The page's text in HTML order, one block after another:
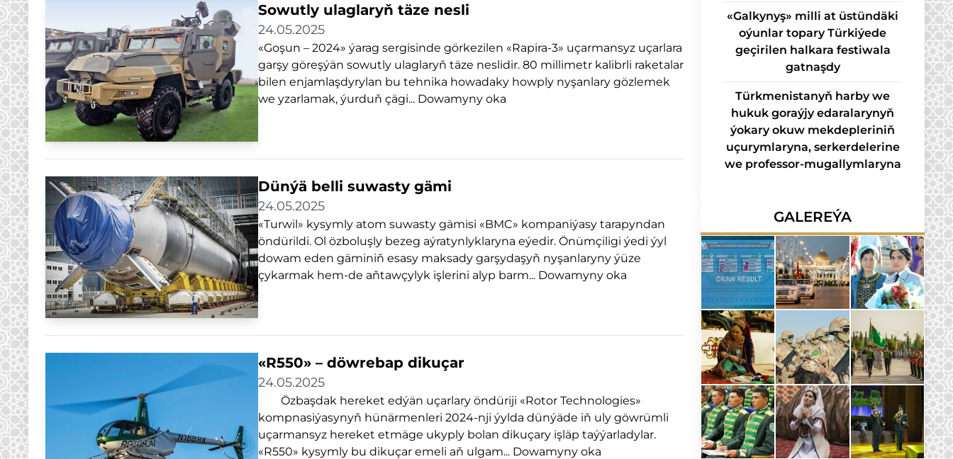
Sowutly ulaglaryň täze nesli
24.05.2025
«Goşun – 2024» ýarag sergisinde görkezilen «Rapira-3» uçarmansyz uçarlara
garşy göreşýän sowutly ulaglaryň täze neslidir. 80 millimetr kalibrli raketalar
bilen enjamlaşdyrylan bu tehnika howadaky howply nyşanlary gözlemek
we yzarlamak, ýurduň çägi... Dowamyny oka
Dünýä belli suwasty gämi
24.05.2025
«Turwil» kysymly atom suwasty gämisi «BMC» kompaniýasy tarapyndan
öndürildi. Ol özboluşly bezeg aýratynlyklaryna eýedir. Önümçiligi ýedi ýyl
dowam eden gäminiň esasy maksady garşydaşyň nyşanlaryny ýüze
çykarmak hem-de aňtawçylyk işlerini alyp barm... Dowamyny oka
«R550» – döwrebap dikuçar
24.05.2025
Özbaşdak hereket edýän uçarlary öndüriji «Rotor Technologies»
kompnasiýasynyň hünärmenleri 2024-nji ýylda dünýäde iň uly göwrümli
uçarmansyz hereket etmäge ukyply bolan dikuçary işläp taýýarladylar.
«R550» kysymly bu dikuçar emeli aň ulgam... Dowamyny oka
«Galkynyş» milli at üstündäki
oýunlar topary Türkiýede
geçirilen halkara festiwala
gatnaşdy
Türkmenistanyň harby we
hukuk goraýjy edaralarynyň
ýokary okuw mekdepleriniň
uçurymlaryna, serkerdelerine
we professor-mugallymlaryna
GALEREÝA